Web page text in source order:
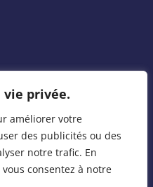
vie privée.
améliorer votre
des publicités ou des
notre trafic. En
consentez à notre